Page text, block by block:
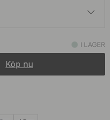
I lager
I lager
I LAGER
Köp nu